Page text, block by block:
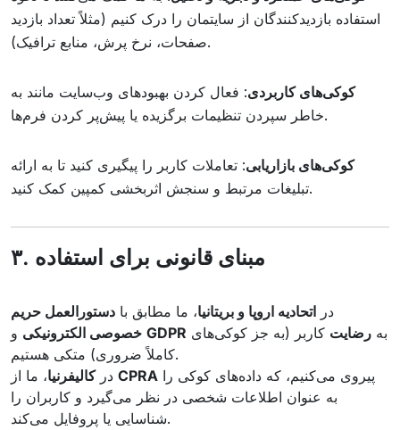
استفاده بازدیدکنندگان از سایتمان را درک کنیم (مثلاً تعداد بازدید
صفحات، نرخ پرش، منابع ترافیک).
کوکی‌های کاربردی: فعال کردن بهبودهای وب‌سایت مانند به
خاطر سپردن تنظیمات برگزیده یا پیش‌پر کردن فرم‌ها.
کوکی‌های بازاریابی: تعاملات کاربر را پیگیری کنید تا به ارائه
تبلیغات مرتبط و سنجش اثربخشی کمپین کمک کنید.
۳. مبنای قانونی برای استفاده
در اتحادیه اروپا و بریتانیا، ما مطابق با دستورالعمل حریم
خصوصی الکترونیکی GDPR به رضایت کاربر (به جز کوکی‌های
کاملاً ضروری) متکی هستیم.
درکالیفرنیا CPRA
به عنوان اطلاعات شخصی در نظر می‌گیرد و کاربران را
شناسایی یا پروفایل می‌کند.